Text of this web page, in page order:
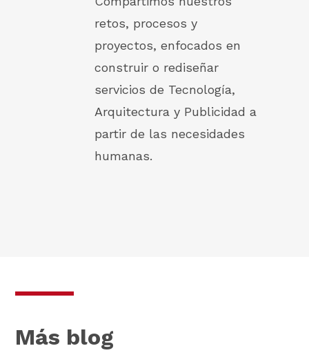
retos, procesos y
proyectos, enfocados en
construir o rediseñar
servicios de Tecnología,
Arquitectura y Publicidad a
partir de las necesidades
humanas.
Más blog